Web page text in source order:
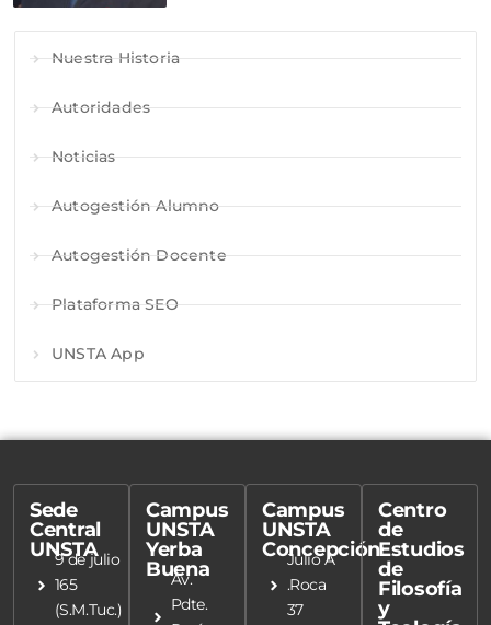
Nuestra Historia
Autoridades
Noticias
Autogestión Alumno
Autogestión Docente
Plataforma SEO
UNSTA App
Sede
Central
UNSTA
9 de julio
165
(S.M.Tuc.)
Campus
UNSTA
Yerba
Buena
Av.
Pdte.
Campus
UNSTA
Concepción
Julio A
.Roca
37
Centro
de
Estudios
de
Filosofía
y